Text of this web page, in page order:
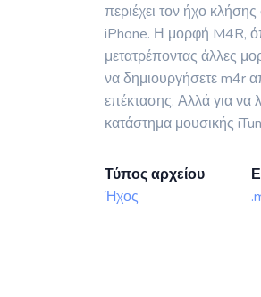
περιέχει τον ήχο
iPhone. Η μορφή M4R,
μετατρέποντας άλλες
να δημιουργήσετε m4r
επέκτασης. Αλλά για να
κατάστημα μουσικής
Τύπος αρχείου
Ήχος